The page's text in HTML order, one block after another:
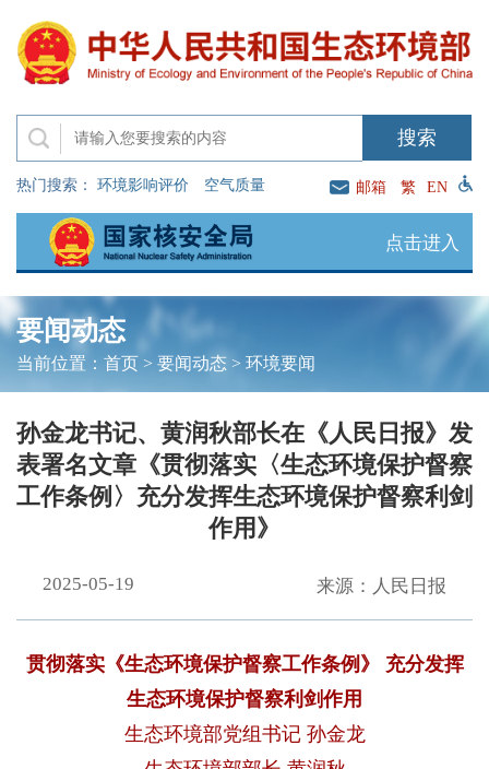
热门搜索： 环境影响评价 空气质量 邮箱 繁 EN
点击进入
要闻动态
当前位置： 首页> 要闻动态 > 环境要闻
孙金龙书记、黄润秋部长在《人民日报》发
表署名文章《贯彻落实〈生态环境保护督察
工作条例〉充分发挥生态环境保护督察利剑
作用》
2025-05-19 来源：人民日报
贯彻落实《生态环境保护督察工作条例》 充分发挥
生态环境保护督察利剑作用
生态环境部党组书记 孙金龙